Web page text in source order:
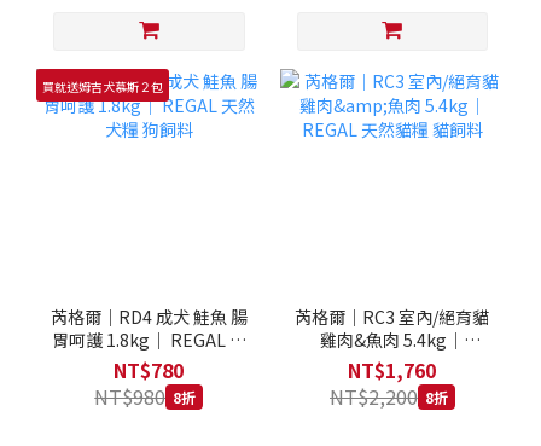
買就送姆吉犬慕斯２包
芮格爾｜RD4 成犬 鮭魚 腸
胃呵護 1.8kg｜ REGAL 天
然犬糧 狗飼料
NT$780
NT$980 8折
芮格爾｜RC3 室內/絕育貓
雞肉&魚肉 5.4kg｜
REGAL 天然貓糧 貓飼料
NT$1,760
NT$2,200 8折